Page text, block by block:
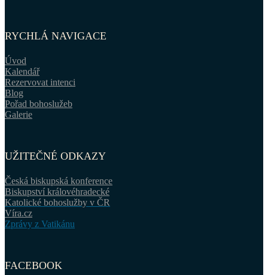
RYCHLÁ NAVIGACE
Úvod
Kalendář
Rezervovat intenci
Blog
Pořad bohoslužeb
Galerie
UŽITEČNÉ ODKAZY
Česká biskupská konference
Biskupství královéhradecké
Katolické bohoslužby v ČR
Víra.cz
Zprávy z Vatikánu
FACEBOOK